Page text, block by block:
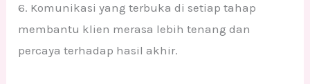
6. Komunikasi yang terbuka di setiap tahap
membantu klien merasa lebih tenang dan
percaya terhadap hasil akhir.